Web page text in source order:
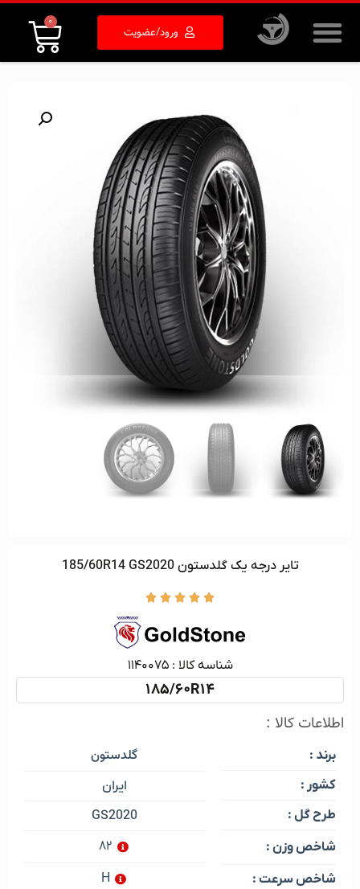
ورود/عضویت
0
تاير درجه يک گلدستون 185/60R14 GS2020





شناسه کالا :‌ ۱۱۴۰۰۷۵
185/60R14
اطلاعات کالا :
برند :
کشور :
طرح گل :
شاخص وزن :
شاخص سرعت :
گلدستون
ایران
GS2020
۸۲
H